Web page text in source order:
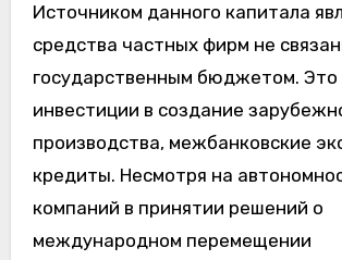
Источником данного капитала
средства частных фирм не
государственным бюджетом. Это
инвестиции в создание
производства, межбанковские
кредиты. Несмотря на
компаний в принятии решений о
международном перемещении